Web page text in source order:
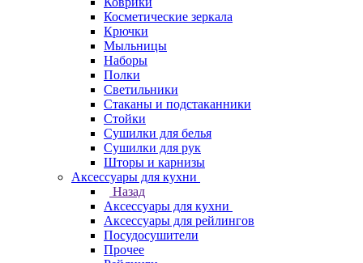
Косметические зеркала
Крючки
Мыльницы
Наборы
Полки
Светильники
Стаканы и подстаканники
Стойки
Сушилки для белья
Сушилки для рук
Шторы и карнизы
Аксессуары для кухни
Назад
Аксессуары для кухни
Аксессуары для рейлингов
Посудосушители
Прочее